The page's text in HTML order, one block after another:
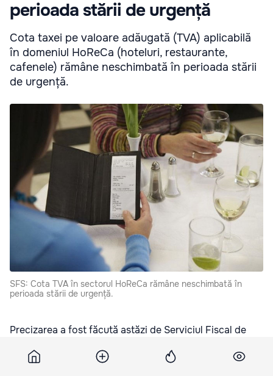
perioada stării de urgență
Cota taxei pe valoare adăugată (TVA) aplicabilă
în domeniul HoReCa (hoteluri, restaurante,
cafenele) rămâne neschimbată în perioada stării
de urgență.
SFS: Cota TVA în sectorul HoReCa rămâne neschimbată în
perioada stării de urgență.
Precizarea a fost făcută astăzi de Serviciul Fiscal de